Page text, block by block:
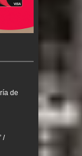
de
/